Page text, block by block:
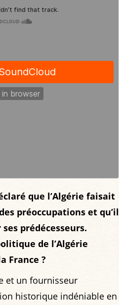
que l’Algérie faisait
préoccupations et qu’il
prédécesseurs.
de l’Algérie
France ?
et un fournisseur
historique indéniable en